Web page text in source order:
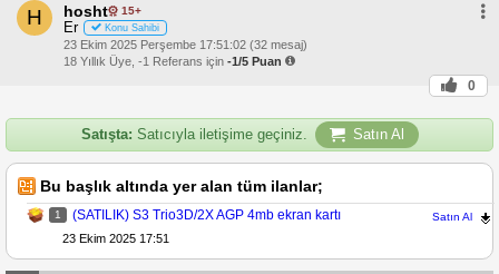
H hosht 15+
Er Konu Sahibi
23 Ekim 2025 Perşembe 17:51:02 (32 mesaj)
18 Yıllık Üye, -1 Referans için -1/5 Puan
0
Satışta: Satıcıyla iletişime geçiniz. Satın Al
Bu başlık altında yer alan tüm ilanlar;
1 (SATILIK) S3 Trio3D/2X AGP 4mb ekran kartı Satın Al
23 Ekim 2025 17:51